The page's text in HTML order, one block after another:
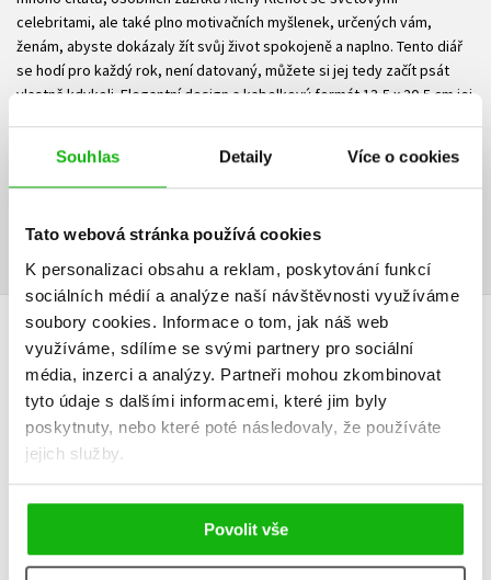
Souhlas Detaily Více o cookies
Tato webová stránka používá cookies
K personalizaci obsahu a reklam, poskytování funkcí
sociálních médií a analýze naší návštěvnosti využíváme
soubory cookies. Informace o tom, jak náš web
využíváme, sdílíme se svými partnery pro sociální
média, inzerci a analýzy. Partneři mohou zkombinovat
tyto údaje s dalšími informacemi, které jim byly
poskytnuty, nebo které poté následovaly, že používáte
jejich služby.
Povolit vše
celebritami, ale také plno motivačních myšlenek, určených vám,
ženám, abyste dokázaly žít svůj život spokojeně a naplno. Tento diář
se hodí pro každý rok, není datovaný, můžete si jej tedy začít psát
vlastně kdykoli. Elegantní design a kabelkový formát 13,5 x 20,5 cm jej
Ke stažení
HODNOCENÍ ČTENÁŘŮ
V současné době nejsou vytvořena žádná uživatelská hodnocení.
Vaše hodnocení
Uživatelskou recenzi mohou vkládat pouze registrovaní uživatelé
Přihlásit